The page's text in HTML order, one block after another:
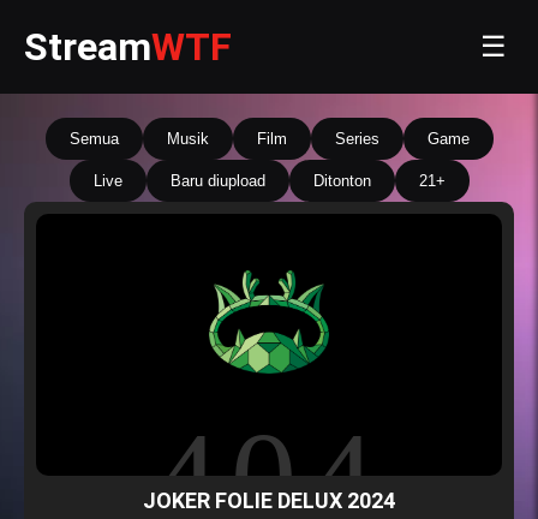
StreamWTF ☰
Semua Musik Film Series Game
Live Baru diupload Ditonton 21+
JOKER FOLIE DELUX 2024